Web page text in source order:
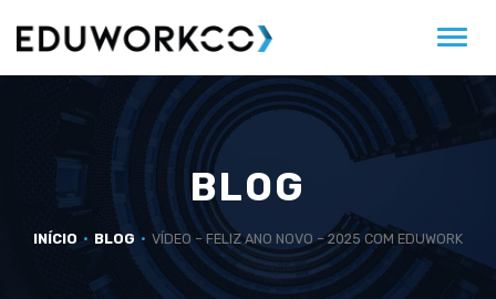
BLOG
INÍCIO BLOG VÍDEO – FELIZ ANO NOVO – 2025 COM EDUWORK